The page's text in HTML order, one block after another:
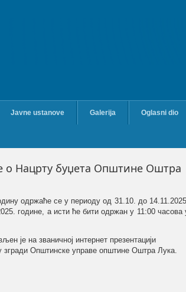
Javne ustanove Galerija Oglasni dio
о Нацрту буџета Општине Оштра
одржаће се у периоду од 31.10. до 14.11
. године, а исти ће бити одржан у 11:00 часова
је на званичној интернет презентацији
згради Општинске управе општине Оштра Лука.